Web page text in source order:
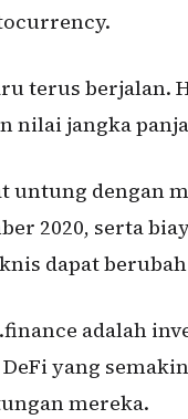
terus berjalan.
nilai jangka
untung dengan
2020, serta
dapat
adalah
yang
mereka.